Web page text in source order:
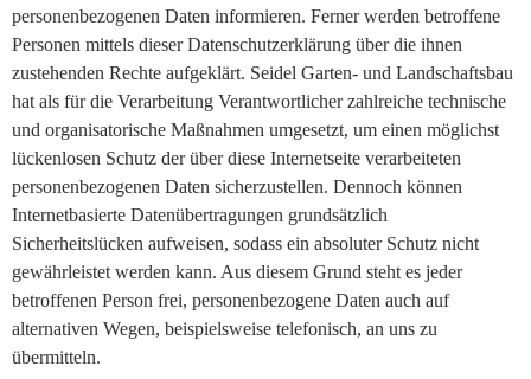
personenbezogenen Daten informieren. Ferner werden betroffene
Personen mittels dieser Datenschutzerklärung über die ihnen
zustehenden Rechte aufgeklärt. Seidel Garten- und Landschaftsbau
hat als für die Verarbeitung Verantwortlicher zahlreiche technische
und organisatorische Maßnahmen umgesetzt, um einen möglichst
lückenlosen Schutz der über diese Internetseite verarbeiteten
personenbezogenen Daten sicherzustellen. Dennoch können
Internetbasierte Datenübertragungen grundsätzlich
Sicherheitslücken aufweisen, sodass ein absoluter Schutz nicht
gewährleistet werden kann. Aus diesem Grund steht es jeder
betroffenen Person frei, personenbezogene Daten auch auf
alternativen Wegen, beispielsweise telefonisch, an uns zu
übermitteln.